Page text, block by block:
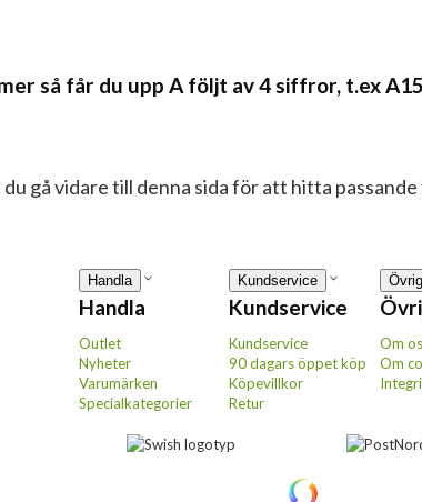
så får du upp A följt av 4 siffror, t.ex
gå vidare till denna sida för att hitta
Handla
Handla
Outlet
Nyheter
Varumärken
Specialkategorier
Kundservice
Kundservice
Kundservice
90 dagars öppet köp
Köpevillkor
Retur
Om
Om